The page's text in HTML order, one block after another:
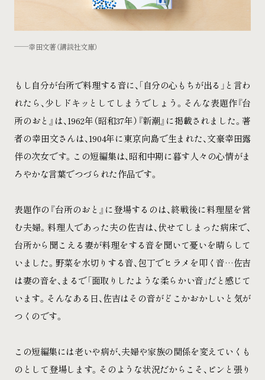
幸田文著（講談社文庫）
もし自分が台所で料理する音に、「自分の心もちが出る」と言わ
れたら、少しドキッとしてしまうでしょう。そんな表題作『台
所のおと』は、1962年（昭和37年）『新潮』に掲載されました。著
者の幸田文さんは、1904年に東京向島で生まれた、文豪幸田露
伴の次女です。この短編集は、昭和中期に暮す人々の心情がま
ろやかな言葉でつづられた作品です。
表題作の『台所のおと』に登場するのは、終戦後に料理屋を営
む夫婦。料理人であった夫の佐吉は、伏せてしまった病床で、
台所から聞こえる妻が料理をする音を聞いて憂いを晴らして
いました。野菜を水切りする音、包丁でヒラメを叩く音…佐吉
は妻の音を、まるで「面取りしたような柔らかい音」だと感じて
います。そんなある日、佐吉はその音がどこかおかしいと気が
つくのです。
この短編集には老いや病が、夫婦や家族の関係を変えていくも
のとして登場します。そのような状況だからこそ、ピンと張り